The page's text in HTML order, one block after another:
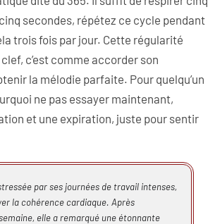
secondes, répétez ce cycle pendant
trois fois par jour. Cette régularité
c’est comme accorder son
la mélodie parfaite. Pour quelqu’un
ne pas essayer maintenant,
et une expiration, juste pour sentir
par ses journées de travail intenses,
la cohérence cardiaque. Après
elle a remarqué une étonnante